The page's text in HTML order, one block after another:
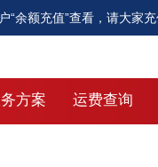
余额充值”查看，请大家
方案 运费查询